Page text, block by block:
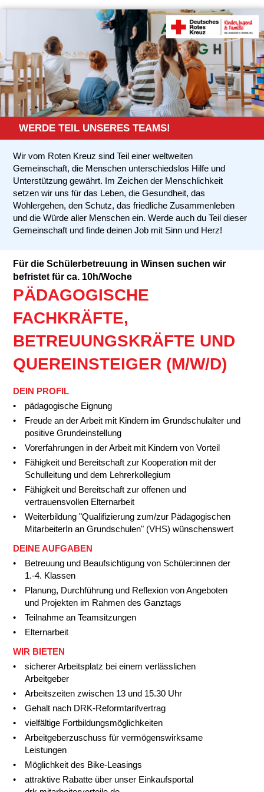
WERDE TEIL UNSERES TEAMS!
Wir vom Roten Kreuz sind Teil einer weltweiten
Gemeinschaft, die Menschen unterschiedslos Hilfe und
Unterstützung gewährt. Im Zeichen der Menschlichkeit
setzen wir uns für das Leben, die Gesundheit, das
Wohlergehen, den Schutz, das friedliche Zusammenleben
und die Würde aller Menschen ein. Werde auch du Teil dieser
Gemeinschaft und finde deinen Job mit Sinn und Herz!
Für die Schülerbetreuung in Winsen suchen wir
befristet für ca. 10h/Woche
PÄDAGOGISCHE
FACHKRÄFTE,
BETREUUNGSKRÄFTE UND
QUEREINSTEIGER (M/W/D)
DEIN PROFIL
pädagogische Eignung
Freude an der Arbeit mit Kindern im Grundschulalter und
positive Grundeinstellung
Vorerfahrungen in der Arbeit mit Kindern von Vorteil
Fähigkeit und Bereitschaft zur Kooperation mit der
Schulleitung und dem Lehrerkollegium
Fähigkeit und Bereitschaft zur offenen und
vertrauensvollen Elternarbeit
Weiterbildung "Qualifizierung zum/zur Pädagogischen
MitarbeiterIn an Grundschulen" (VHS) wünschenswert
DEINE AUFGABEN
Betreuung und Beaufsichtigung von Schüler:innen der
1.-4. Klassen
Planung, Durchführung und Reflexion von Angeboten
und Projekten im Rahmen des Ganztags
Teilnahme an Teamsitzungen
Elternarbeit
WIR BIETEN
sicherer Arbeitsplatz bei einem verlässlichen
Arbeitgeber
Arbeitszeiten zwischen 13 und 15.30 Uhr
Gehalt nach DRK-Reformtarifvertrag
vielfältige Fortbildungsmöglichkeiten
Arbeitgeberzuschuss für vermögenswirksame
Leistungen
Möglichkeit des Bike-Leasings
attraktive Rabatte über unser Einkaufsportal